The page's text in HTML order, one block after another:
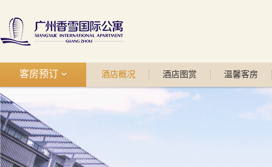
酒店概况 酒店图赏 温馨客房
客房预订